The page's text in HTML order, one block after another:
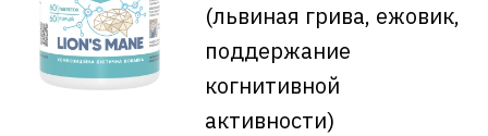
(львиная грива, ежовик,
поддержание
когнитивной
активности)